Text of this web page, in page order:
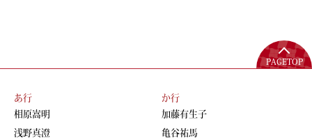
PAGETOP
あ行
相原嵩明
浅野真澄
か行
加藤有生子
亀谷祐馬